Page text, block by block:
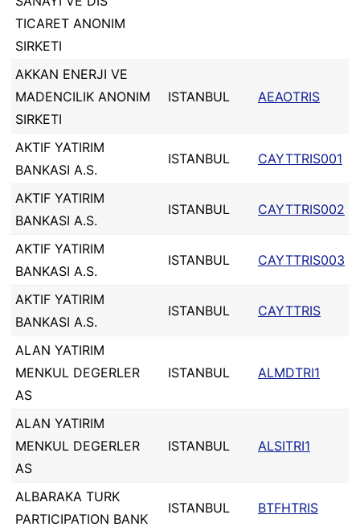
TICARET ANONIM
SIRKETI
AKKAN ENERJI VE
MADENCILIK ANONIM
SIRKETI
ISTANBUL AEAOTRIS
AKTIF YATIRIM
BANKASI A.S.
ISTANBUL CAYTTRIS001
AKTIF YATIRIM
BANKASI A.S.
ISTANBUL CAYTTRIS002
AKTIF YATIRIM
BANKASI A.S.
ISTANBUL CAYTTRIS003
AKTIF YATIRIM
BANKASI A.S.
ISTANBUL CAYTTRIS
ALAN YATIRIM
MENKUL DEGERLER
AS
ISTANBUL ALMDTRI1
ALAN YATIRIM
MENKUL DEGERLER
AS
ISTANBUL ALSITRI1
ALBARAKA TURK
PARTICIPATION BANK
ISTANBUL BTFHTRIS